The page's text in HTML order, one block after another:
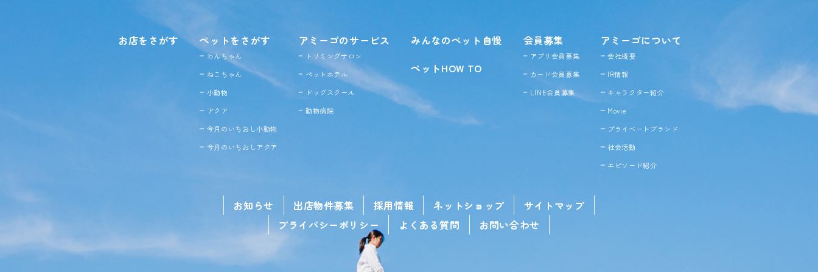
お店をさがす ペットをさがす
わんちゃん
ねこちゃん
小動物
アクア
今月のいちおし小動物
今月のいちおしアクア
アミーゴのサービス
トリミングサロン
ペットホテル
ドッグスクール
動物病院
みんなのペット自慢
ペットHOW TO
会員募集
アプリ会員募集
カード会員募集
LINE会員募集
アミーゴについて
会社概要
IR情報
キャラクター紹介
Movie
プライベートブランド
社会活動
エピソード紹介
お知らせ 出店物件募集 採用情報 ネットショップ
サイトマップ
プライバシーポリシー
よくある質問 お問い合わせ